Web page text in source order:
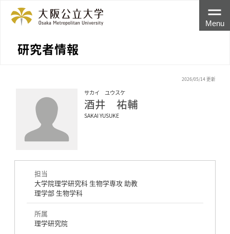
研究者情報
Menu
2026/05/14 更新
サカイ ユウスケ
酒井 祐輔
SAKAI YUSUKE
担当
大学院理学研究科 生物学専攻 助教
理学部 生物学科
所属
理学研究院